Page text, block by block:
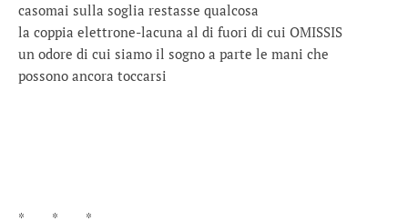
casomai sulla soglia restasse qualcosa
la coppia elettrone-lacuna al di fuori di cui OMISSIS
un odore di cui siamo il sogno a parte le mani che
possono ancora toccarsi